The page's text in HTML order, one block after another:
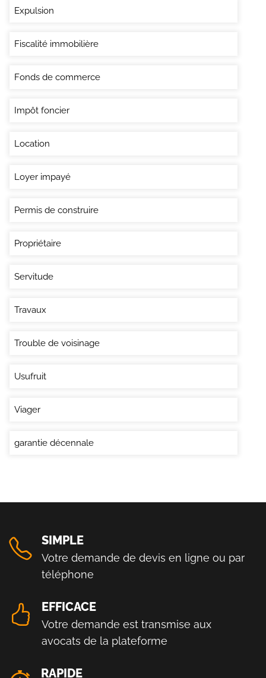
Expulsion
Fiscalité immobilière
Fonds de commerce
Impôt foncier
Location
Loyer impayé
Permis de construire
Propriétaire
Servitude
Travaux
Trouble de voisinage
Usufruit
Viager
garantie décennale
SIMPLE
Votre demande de devis en ligne ou par
téléphone
EFFICACE
Votre demande est transmise aux
avocats de la plateforme
RAPIDE